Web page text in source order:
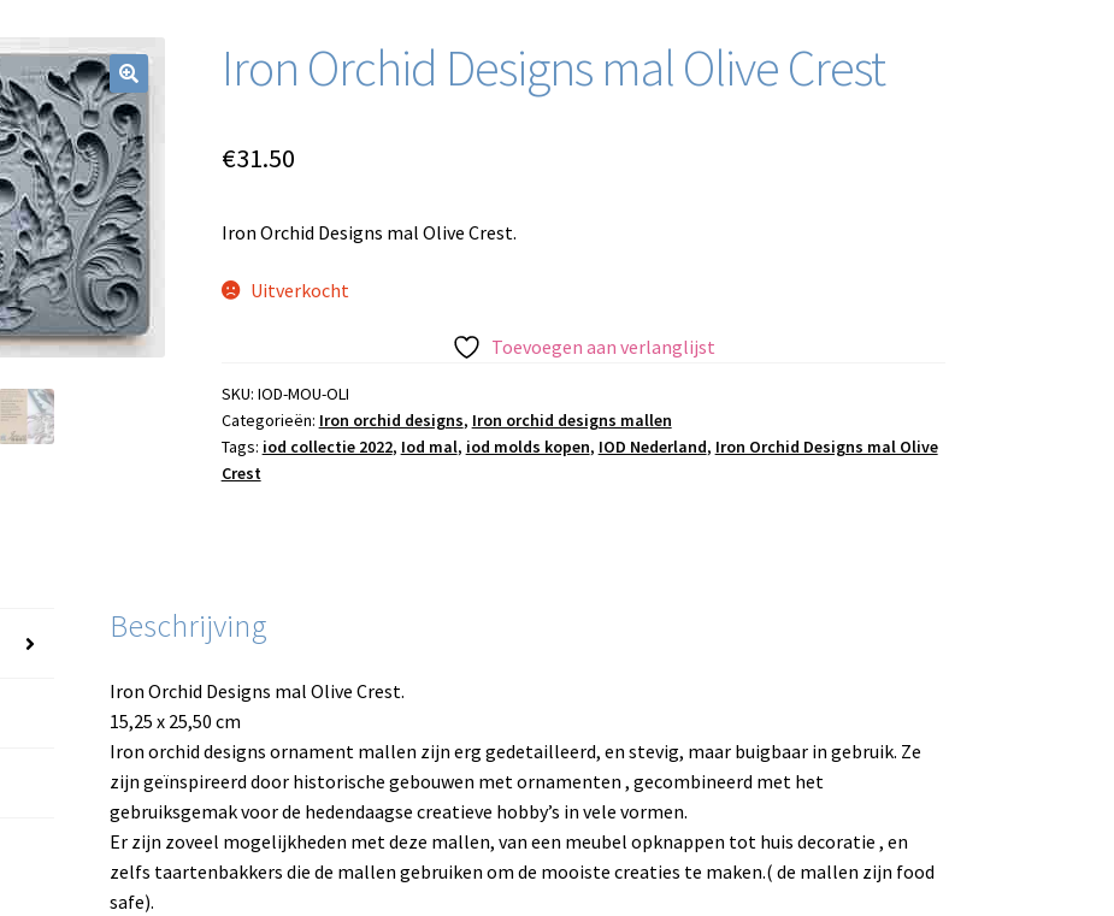
Iron Orchid Designs mal Olive Crest
€31.50
Iron Orchid Designs mal Olive Crest.
Uitverkocht
Toevoegen aan verlanglijst
SKU: IOD-MOU-OLI
Categorieën: Iron orchid designs, Iron orchid designs mallen
Tags: iod collectie 2022, Iod mal, iod molds kopen, IOD Nederland, Iron Orchid Designs mal Olive
Crest
Beschrijving
Iron Orchid Designs mal Olive Crest.
15,25 x 25,50 cm
Iron orchid designs ornament mallen zijn erg gedetailleerd, en stevig, maar buigbaar in gebruik. Ze
zijn geïnspireerd door historische gebouwen met ornamenten , gecombineerd met het
gebruiksgemak voor de hedendaagse creatieve hobby’s in vele vormen.
Er zijn zoveel mogelijkheden met deze mallen, van een meubel opknappen tot huis decoratie , en
zelfs taartenbakkers die de mallen gebruiken om de mooiste creaties te maken.( de mallen zijn food
safe).